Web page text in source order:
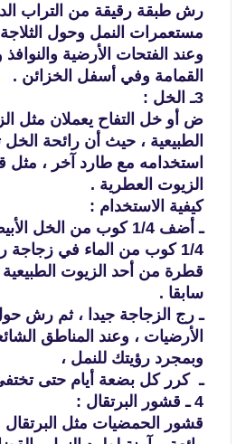
رش طبقة رقيقة من التراب
مستعمرات النمل وحول
وعند الفتحات الأرضية
القمامة وفي أسفل الخزائن .
3ـ الخل :
ض أو خل التفاح يعملان مثل
الطبيعية ، حيث أن رائحة
استخدامه مع طارد آخر ، مثل
الزيوت العطرية .
كيفية الاستخدام :
ـ أضف 1/4 كوب من الخل
1/4 كوب من
قطرة من أحد الزيوت الطبيعية
سابقا .
ـ رج الزجاجة جيدا ، ثم رش
الأرضيات ، وعند المناطق
وبمجرد رؤيتك للنمل ،
ـ كرر كل بضعة أيام حتى
4 ـ قشور البرتقال :
قشور الحمضيات مثل البرتقال